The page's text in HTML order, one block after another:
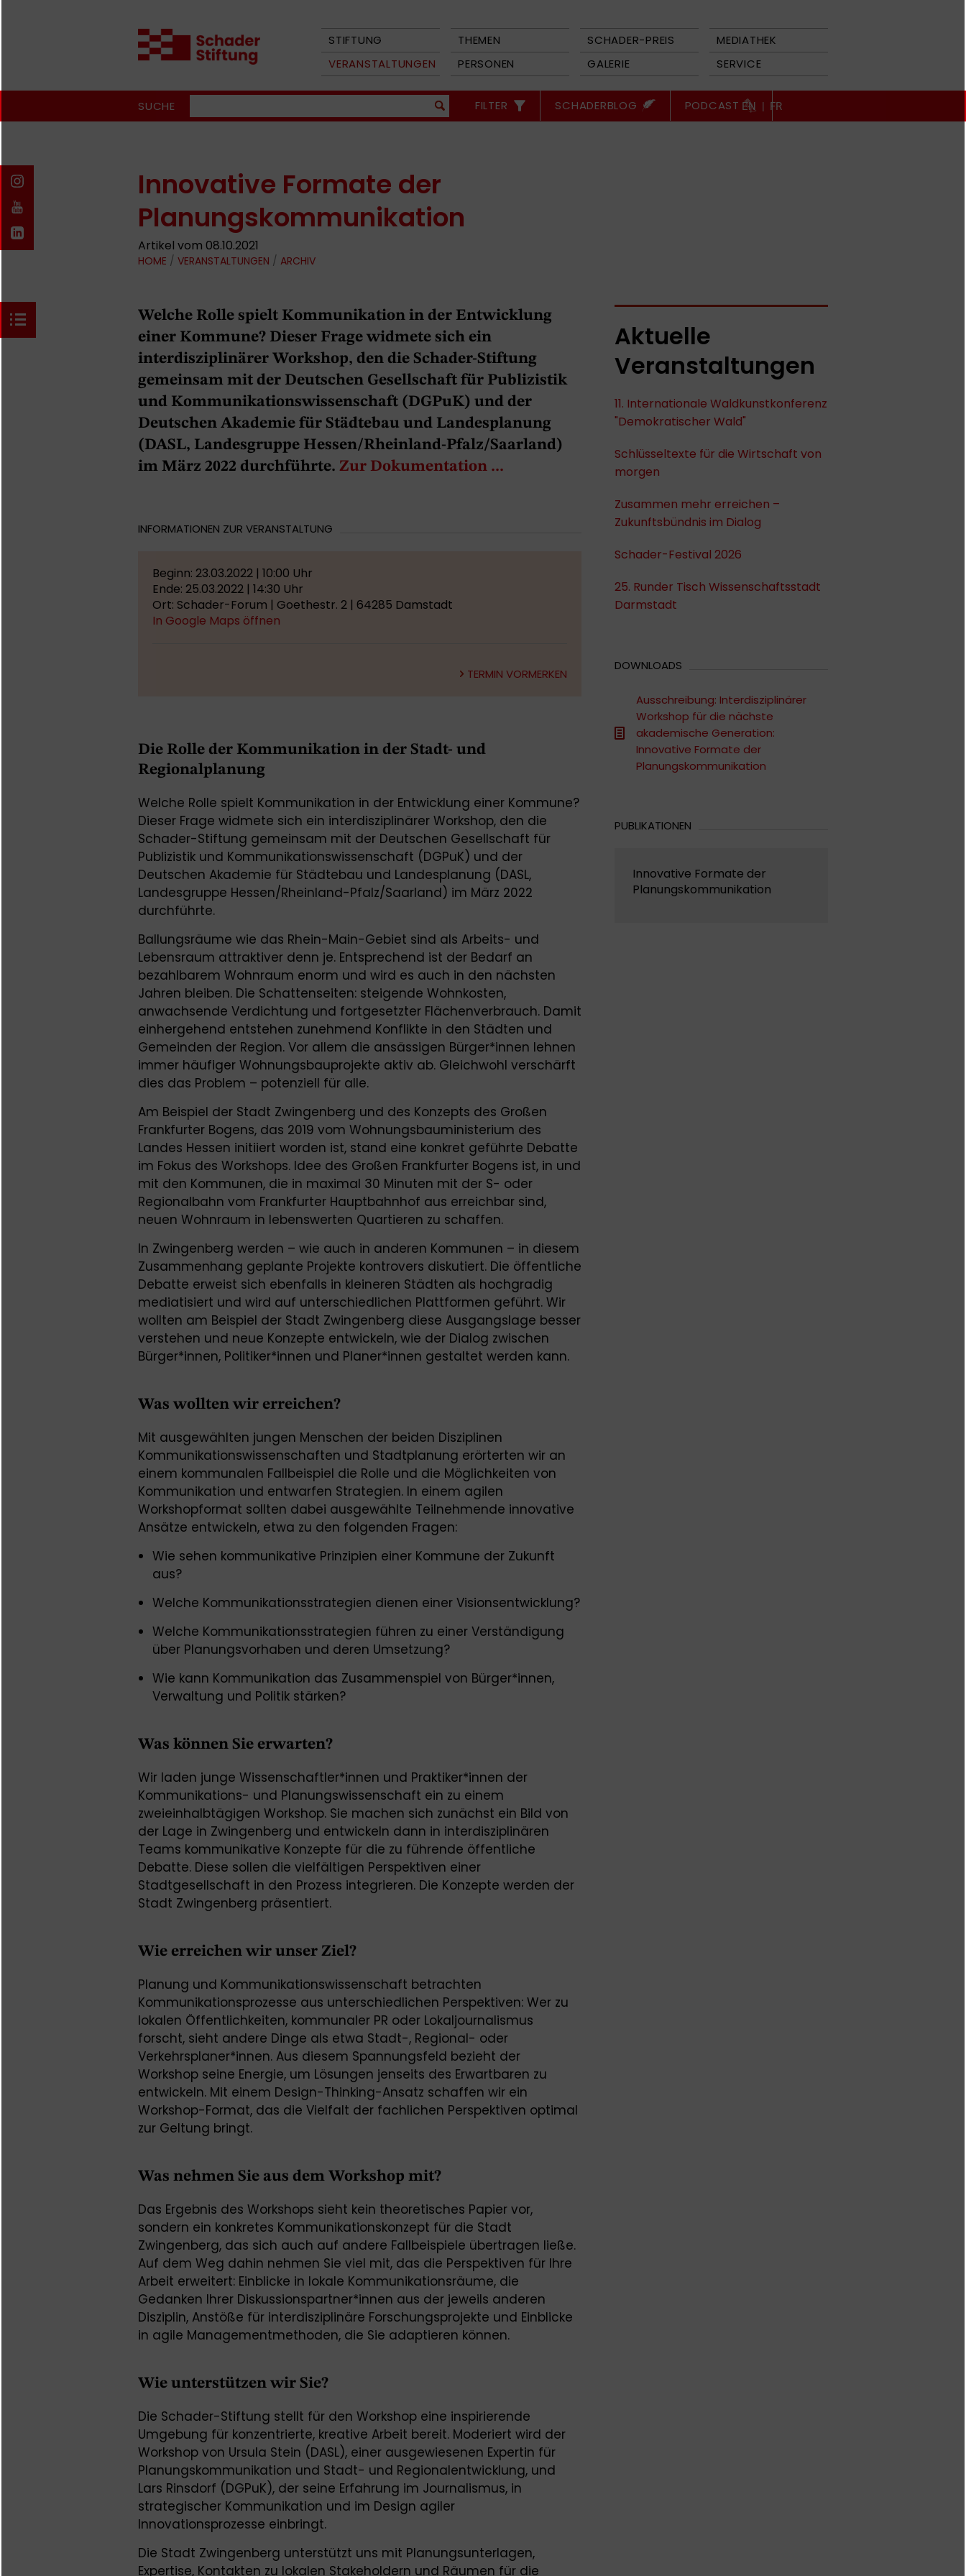
STIFTUNG THEMEN SCHADER-PREIS
MEDIATHEK
VERANSTALTUNGEN
PERSONEN GALERIE SERVICE
SUCHE FILTER SCHADERBLOG PODCAST EN | FR
Innovative Formate der
Planungskommunikation
Artikel vom 08.10.2021
HOME / VERANSTALTUNGEN / ARCHIV
Welche Rolle spielt Kommunikation in der Entwicklung
einer Kommune? Dieser Frage widmete sich ein
interdisziplinärer Workshop, den die Schader-Stiftung
gemeinsam mit der Deutschen Gesellschaft für Publizistik
und Kommunikationswissenschaft (DGPuK) und der
Deutschen Akademie für Städtebau und Landesplanung
(DASL, Landesgruppe Hessen/Rheinland-Pfalz/Saarland)
im März 2022 durchführte. Zur Dokumentation ...
INFORMATIONEN ZUR VERANSTALTUNG
Beginn: 23.03.2022 | 10:00 Uhr
Ende: 25.03.2022 | 14:30 Uhr
Ort: Schader-Forum | Goethestr. 2 | 64285 Damstadt
In Google Maps öffnen
TERMIN VORMERKEN
Die Rolle der Kommunikation in der Stadt- und
Regionalplanung
Welche Rolle spielt Kommunikation in der Entwicklung einer Kommune?
Dieser Frage widmete sich ein interdisziplinärer Workshop, den die
Schader-Stiftung gemeinsam mit der Deutschen Gesellschaft für
Publizistik und Kommunikationswissenschaft (DGPuK) und der
Deutschen Akademie für Städtebau und Landesplanung (DASL,
Landesgruppe Hessen/Rheinland-Pfalz/Saarland) im März 2022
durchführte.
Ballungsräume wie das Rhein-Main-Gebiet sind als Arbeits- und
Lebensraum attraktiver denn je. Entsprechend ist der Bedarf an
bezahlbarem Wohnraum enorm und wird es auch in den nächsten
Jahren bleiben. Die Schattenseiten: steigende Wohnkosten,
anwachsende Verdichtung und fortgesetzter Flächenverbrauch. Damit
einhergehend entstehen zunehmend Konflikte in den Städten und
Gemeinden der Region. Vor allem die ansässigen Bürger*innen lehnen
immer häufiger Wohnungsbauprojekte aktiv ab. Gleichwohl verschärft
dies das Problem – potenziell für alle.
Am Beispiel der Stadt Zwingenberg und des Konzepts des Großen
Frankfurter Bogens, das 2019 vom Wohnungsbauministerium des
Landes Hessen initiiert worden ist, stand eine konkret geführte Debatte
im Fokus des Workshops. Idee des Großen Frankfurter Bogens ist, in und
mit den Kommunen, die in maximal 30 Minuten mit der S- oder
Regionalbahn vom Frankfurter Hauptbahnhof aus erreichbar sind,
neuen Wohnraum in lebenswerten Quartieren zu schaffen.
In Zwingenberg werden – wie auch in anderen Kommunen – in diesem
Zusammenhang geplante Projekte kontrovers diskutiert. Die öffentliche
Debatte erweist sich ebenfalls in kleineren Städten als hochgradig
mediatisiert und wird auf unterschiedlichen Plattformen geführt. Wir
wollten am Beispiel der Stadt Zwingenberg diese Ausgangslage besser
verstehen und neue Konzepte entwickeln, wie der Dialog zwischen
Bürger*innen, Politiker*innen und Planer*innen gestaltet werden kann.
Was wollten wir erreichen?
Mit ausgewählten jungen Menschen der beiden Disziplinen
Kommunikationswissenschaften und Stadtplanung erörterten wir an
einem kommunalen Fallbeispiel die Rolle und die Möglichkeiten von
Kommunikation und entwarfen Strategien. In einem agilen
Workshopformat sollten dabei ausgewählte Teilnehmende innovative
Ansätze entwickeln, etwa zu den folgenden Fragen:
Wie sehen kommunikative Prinzipien einer Kommune der Zukunft
aus?
Welche Kommunikationsstrategien dienen einer Visionsentwicklung?
Welche Kommunikationsstrategien führen zu einer Verständigung
über Planungsvorhaben und deren Umsetzung?
Wie kann Kommunikation das Zusammenspiel von Bürger*innen,
Verwaltung und Politik stärken?
Was können Sie erwarten?
Wir laden junge Wissenschaftler*innen und Praktiker*innen der
Kommunikations- und Planungswissenschaft ein zu einem
zweieinhalbtägigen Workshop. Sie machen sich zunächst ein Bild von
der Lage in Zwingenberg und entwickeln dann in interdisziplinären
Teams kommunikative Konzepte für die zu führende öffentliche
Debatte. Diese sollen die vielfältigen Perspektiven einer
Stadtgesellschaft in den Prozess integrieren. Die Konzepte werden der
Stadt Zwingenberg präsentiert.
Wie erreichen wir unser Ziel?
Planung und Kommunikationswissenschaft betrachten
Kommunikationsprozesse aus unterschiedlichen Perspektiven: Wer zu
lokalen Öffentlichkeiten, kommunaler PR oder Lokaljournalismus
forscht, sieht andere Dinge als etwa Stadt-, Regional- oder
Verkehrsplaner*innen. Aus diesem Spannungsfeld bezieht der
Workshop seine Energie, um Lösungen jenseits des Erwartbaren zu
entwickeln. Mit einem Design-Thinking-Ansatz schaffen wir ein
Workshop-Format, das die Vielfalt der fachlichen Perspektiven optimal
zur Geltung bringt.
Was nehmen Sie aus dem Workshop mit?
Das Ergebnis des Workshops sieht kein theoretisches Papier vor,
sondern ein konkretes Kommunikationskonzept für die Stadt
Zwingenberg, das sich auch auf andere Fallbeispiele übertragen ließe.
Auf dem Weg dahin nehmen Sie viel mit, das die Perspektiven für Ihre
Arbeit erweitert: Einblicke in lokale Kommunikationsräume, die
Gedanken Ihrer Diskussionspartner*innen aus der jeweils anderen
Disziplin, Anstöße für interdisziplinäre Forschungsprojekte und Einblicke
in agile Managementmethoden, die Sie adaptieren können.
Wie unterstützen wir Sie?
Die Schader-Stiftung stellt für den Workshop eine inspirierende
Umgebung für konzentrierte, kreative Arbeit bereit. Moderiert wird der
Workshop von Ursula Stein (DASL), einer ausgewiesenen Expertin für
Planungskommunikation und Stadt- und Regionalentwicklung, und
Lars Rinsdorf (DGPuK), der seine Erfahrung im Journalismus, in
strategischer Kommunikation und im Design agiler
Innovationsprozesse einbringt.
Die Stadt Zwingenberg unterstützt uns mit Planungsunterlagen,
Expertise, Kontakten zu lokalen Stakeholdern und Räumen für die
Aktuelle
Veranstaltungen
11. Internationale Waldkunstkonferenz
"Demokratischer Wald"
Schlüsseltexte für die Wirtschaft von
morgen
Zusammen mehr erreichen –
Zukunftsbündnis im Dialog
Schader-Festival 2026
25. Runder Tisch Wissenschaftsstadt
Darmstadt
DOWNLOADS
Ausschreibung: Interdisziplinärer
Workshop für die nächste
akademische Generation:
Innovative Formate der
Planungskommunikation
PUBLIKATIONEN
Innovative Formate der
Planungskommunikation